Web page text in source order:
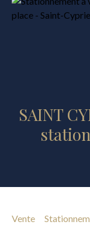
SAINT
Vente